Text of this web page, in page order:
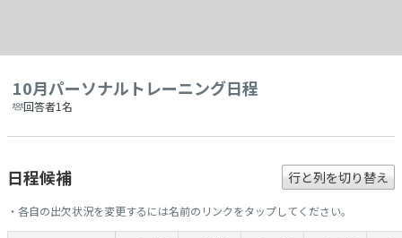
10月パーソナルトレーニング日程
回答者1名
日程候補 行と列を切り替え
・各自の出欠状況を変更するには名前のリンクをタップしてください。